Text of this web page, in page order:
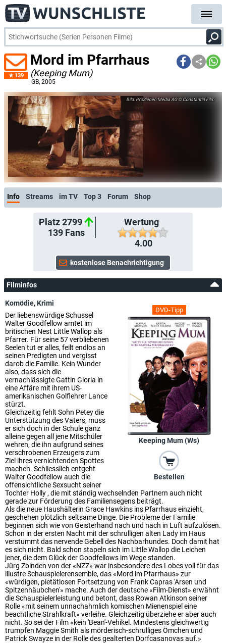
139
Mord im Pfarrhaus
(Keeping Mum)
GB, 2005
ProSieben Media AG © Constantin Film
Info Streams im TV Top 3 Forum Shop
Platz 2799
139Fans
Wertung
4.00
Filminfos
DVD-Tipp
Keeping Mum (Ws)
Bestellen
Komödie,Krimi
Der liebenswürdige Schussel
Walter Goodfellow amtet im
britischen Nest Little Wallop als
Pfarrer. Für seine 57 verbliebenen
Seelen tut er alles, feilt endlos an
seinen Predigten und vergisst
darob die Familie. Kein Wunder
also, dass sich die
vernachlässigte Gattin Gloria in
eine Affäre mit ihrem US-
amerikanischen Golflehrer Lance
stürzt.
Gleichzeitig fehlt Sohn Petey die
Unterstützung des Vaters, muss
er sich doch in der Schule ganz
alleine gegen all jene Mitschüler
wehren, die ihn aufgrund seines
verschrobenen Erzeugers zum
Ziel ihres vernichtenden Spottes
machen. Schliesslich entgeht
Walter Goodfellow auch die
offensichtliche Sexsucht seiner
Tochter Holly , die mit ständig wechselnden Partnern auch nicht
gerade zur Förderung des Familiensegens beiträgt.
Als die neue Haushälterin Grace Hawkins ins Pfarrhaus einzieht,
geschehen plötzlich seltsame Dinge. Die Probleme der Familie
beginnen sich wie von Geisterhand nach und nach in Luft aufzulösen.
Schon in der ersten Nacht mit der schrulligen alten Lady im Haus
verstummt das nervende Gebell des Nachbarhundes. Doch damit hat
es sich nicht. Bald schon stapeln sich im Little Wallop die Leichen
jener, die dem Glück der Goodfellows im Wege standen.
Jürg Zbinden von der «NZZ» war insbesondere des Lobes voll für das
illustre Schauspielerensemble, das «Mord im Pfarrhaus» zur
«würdigen, pietätlosen Fortsetzung von Frank Capras 'Arsen und
Spitzenhäubchen'» mache. Auch der deutsche «Film-Dienst» erwähnt
die Schauspielerleistung und betont, dass Rowan Atkinson seiner
Rolle «mit seinem unnachahmlich komischen Mienenspiel eine
beachtliche Strahlkraft» verleihe. Gleichzeitig überziehe er aber auch
nicht. So sei der Film «kein 'Bean'-Vehikel. Mindestens gleichwertig
trumpfen Maggie Smith als mörderisch-schrulliges Ömchen und
Patrick Swayze in der Rolle des gealterten Dorfcasanovas auf.»